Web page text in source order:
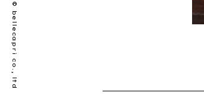
© bellecapri co., ltd